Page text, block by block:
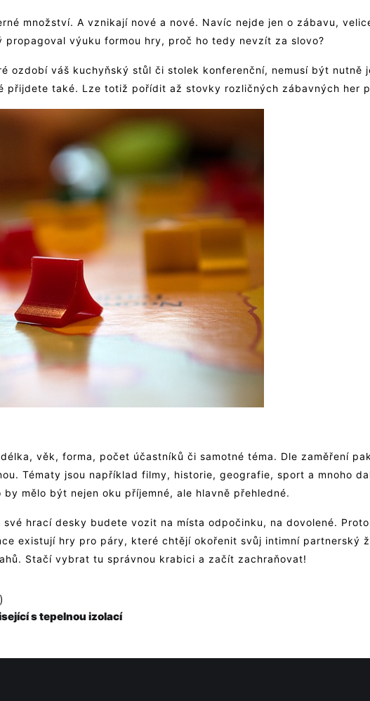
množství. A vznikají nové a nové. Navíc nejde jen o zábavu,
propagoval výuku formou hry, proč ho tedy nevzít za slovo?
ozdobí váš kuchyňský stůl či stolek konferenční, nemusí být nutně
přijdete také. Lze totiž pořídit až stovky rozličných zábavných her
věk, forma, počet účastníků či samotné téma. Dle zaměření
Tématy jsou například filmy, historie, geografie, sport a mnoho
mělo být nejen oku příjemné, ale hlavně přehledné.
hrací desky budete vozit na místa odpočinku, na dovolené.
existují hry pro páry, které chtějí okořenit svůj intimní partnerský
Stačí vybrat tu správnou krabici a začít zachraňovat!
s tepelnou izolací